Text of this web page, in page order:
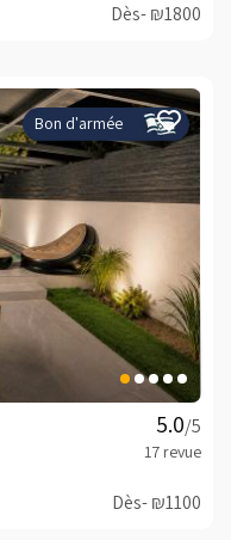
Dès- ₪1800
Bon d'armée
/5
Dès- ₪1100